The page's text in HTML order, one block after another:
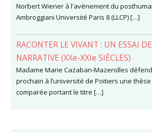
Norbert Wiener à l'avènement du
Ambroggiani Université Paris 8 (LLCP) […]
RACONTER LE VIVANT : UN ESSAI
NARRATIVE (XXe-XXIe SIÈCLES)
Madame Marie Cazaban-Mazerolles
prochain à l’université de Poitiers une
comparée portant le titre […]